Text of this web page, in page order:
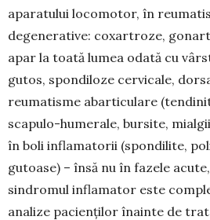
aparatului locomotor, în
degenerative: coxartroze,
apar la toată lumea odată cu
gutos, spon­di­loze cervicale,
reumatisme abarticulare
scapulo-humerale, bursite,
în boli infla­ma­torii (spondilite,
gutoase) – însă nu în fazele
sindromul infla­mator este
analize pacienților înainte de